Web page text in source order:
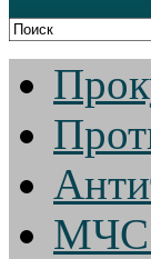
МЧС